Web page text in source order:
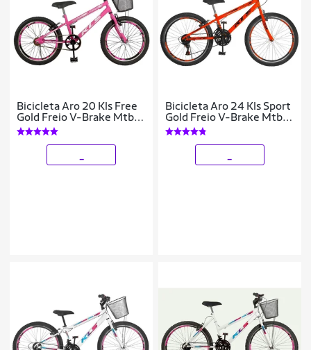
Bicicleta Aro 20 Kls Free
Gold Freio V-Brake Mtb
Feminina
Bicicleta Aro 24 Kls Sport
Gold Freio V-Brake Mtb
21 Marchas